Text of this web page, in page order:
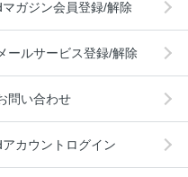
マガジン会員登録/解除
ールサービス登録/解除
問い合わせ
アカウントログイン